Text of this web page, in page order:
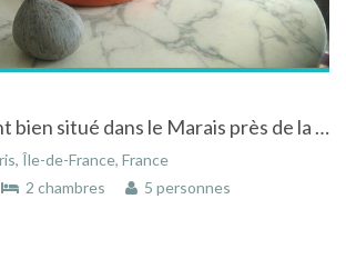
Joli appartement bien situé dans le Marais près de la place des Vosges
Île-de-France, France
2 chambres 5 personnes